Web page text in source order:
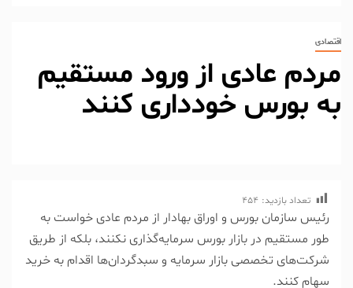
اقتصادی
مردم عادی از ورود مستقیم
به بورس خودداری کنند
تعداد بازدید: 454
رئیس سازمان بورس و اوراق بهادار از مردم عادی خواست به
طور مستقیم در بازار بورس سرمایه‌گذاری نکنند، بلکه از طریق
شرکت‌های تخصصی بازار سرمایه و سبدگردان‌ها اقدام به خرید
سهام کنند.